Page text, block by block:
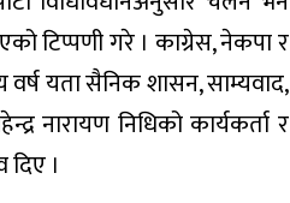
टिप्पणी गरे । काग्रेस, नेकपा र
यता सैनिक शासन, साम्यवाद,
नारायण निधिको कार्यकर्ता र
।